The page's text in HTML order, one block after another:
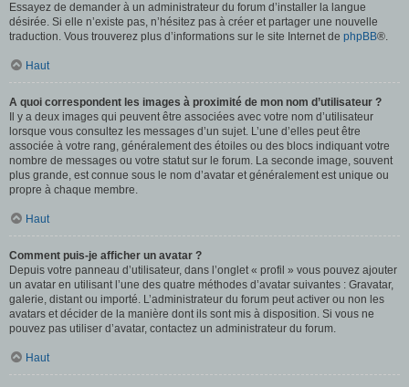
Essayez de demander à un administrateur du forum d’installer la langue
désirée. Si elle n’existe pas, n’hésitez pas à créer et partager une nouvelle
traduction. Vous trouverez plus d’informations sur le site Internet de phpBB®.
Haut
A quoi correspondent les images à proximité de mon nom d’utilisateur ?
Il y a deux images qui peuvent être associées avec votre nom d’utilisateur
lorsque vous consultez les messages d’un sujet. L’une d’elles peut être
associée à votre rang, généralement des étoiles ou des blocs indiquant votre
nombre de messages ou votre statut sur le forum. La seconde image, souvent
plus grande, est connue sous le nom d’avatar et généralement est unique ou
propre à chaque membre.
Haut
Comment puis-je afficher un avatar ?
Depuis votre panneau d’utilisateur, dans l’onglet « profil » vous pouvez ajouter
un avatar en utilisant l’une des quatre méthodes d’avatar suivantes : Gravatar,
galerie, distant ou importé. L’administrateur du forum peut activer ou non les
avatars et décider de la manière dont ils sont mis à disposition. Si vous ne
pouvez pas utiliser d’avatar, contactez un administrateur du forum.
Haut